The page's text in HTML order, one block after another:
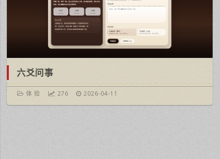
六爻问事
体 验 276 2026-04-11